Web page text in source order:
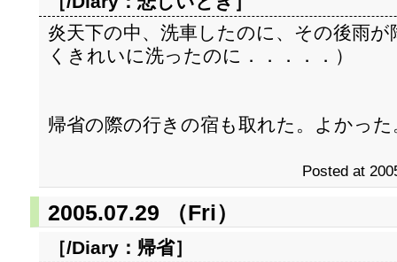
炎天下の中、洗車したのに、その後雨
くきれいに洗ったのに．．．．．）
帰省の際の行きの宿も取れた。よかった
Posted at
2005.07.29 （Fri）
［/Diary： 帰省］